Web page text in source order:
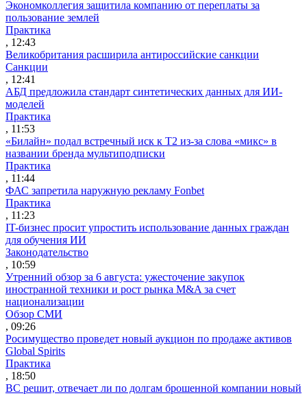
Экономколлегия защитила компанию от переплаты за
пользование землей
Практика
, 12:43
Великобритания расширила антироссийские санкции
Санкции
, 12:41
АБД предложила стандарт синтетических данных для ИИ-
моделей
Практика
, 11:53
«Билайн» подал встречный иск к Т2 из-за слова «микс» в
названии бренда мультиподписки
Практика
, 11:44
ФАС запретила наружную рекламу Fonbet
Практика
, 11:23
IT-бизнес просит упростить использование данных граждан
для обучения ИИ
Законодательство
, 10:59
Утренний обзор за 6 августа: ужесточение закупок
иностранной техники и рост рынка M&A за счет
национализации
Обзор СМИ
, 09:26
Росимущество проведет новый аукцион по продаже активов
Global Spirits
Практика
, 18:50
ВС решит, отвечает ли по долгам брошенной компании новый